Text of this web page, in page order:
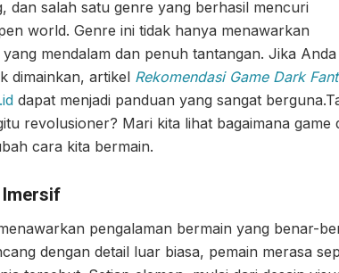
dan salah satu genre yang berhasil mencuri
world. Genre ini tidak hanya menawarkan
mendalam dan penuh tantangan. Jika Anda
dimainkan, artikel Rekomendasi Game Dark
dapat menjadi panduan yang sangat berguna.
revolusioner? Mari kita lihat bagaimana game
cara kita bermain.
Imersif
pengalaman bermain yang benar-
dengan detail luar biasa, pemain merasa